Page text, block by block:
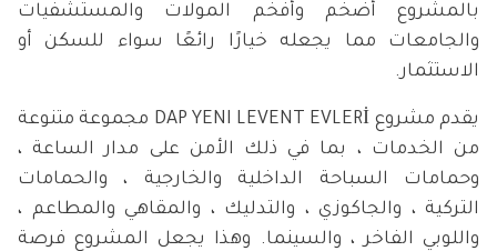
بالمشروع أضخم وأفخم المولات والمستشفيات
والجامعات مما يجعله خيارًا رائعًا سواء للسكن أو
الاستثمار.
يقدم مشروع DAP YENI LEVENT EVLERİ مجموعة متنوعة
من الخدمات ، بما في ذلك الأمن على مدار الساعة ،
وحمامات السباحة الداخلية والخارجية ، والحمامات
التركية ، والجاكوزي ، والتدليك ، والمقاهي والمطاعم ،
واللوبي الفاخر ، والسينما. وهذا يجعل المشروع فرصة